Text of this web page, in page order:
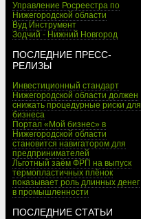
Управление Росреестра по
Нижегородской области
Вуд Инструмент
Зодчий - Нижний Новгород
ПОСЛЕДНИЕ ПРЕСС-
РЕЛИЗЫ
Инвестиционный стандарт
Нижегородской области должен
снижать процедурные риски для
бизнеса
Портал «Мой бизнес» в
Нижегородской области
становится навигатором для
предпринимателей
Льготный заём ФРП на выпуск
термопластичных плёнок
показывает роль длинных денег
в промышленности
ПОСЛЕДНИЕ СТАТЬИ